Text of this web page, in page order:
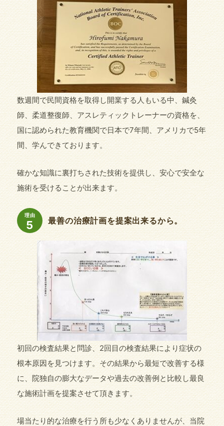
数週間で民間資格を取得し開業する人もいる中、鍼灸
師、柔道整復師、アスレティックトレーナーの資格を、
国に認められた教育機関で日本で7年間、アメリカで5年
間、学んできております。
確かな知識に裏打ちされた技術を提供し、安心で安全な
施術を受けることが出来ます。
理由
5 最善の治療計画を提案出来るから。
初回の検査結果と問診、2回目の検査結果により症状の
根本原因を見つけます。その結果から最短で改善する様
に、院独自の膨大なデータや過去の改善例と比較し最良
な施術計画を提案させて頂きます。
場当たり的な治療を行う所も少なくありませんが、当院